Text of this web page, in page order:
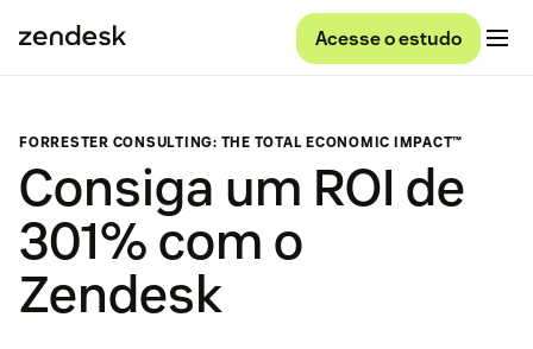
Acesse o estudo
FORRESTER CONSULTING: THE TOTAL ECONOMIC IMPACT™
Consiga um ROI de
301% com o
Zendesk